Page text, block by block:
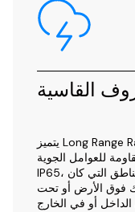
القاسية
يتميز Long Range Radio وخرائط Hovermaps المتوافقة
للعوامل الجوية
IP65، مما يسمح بالتقاط البيانات القيمة في المناطق التي كان
فوق الأرض أو تحت